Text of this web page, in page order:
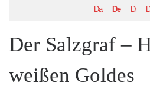
Da De Di
Der Salzgraf –
weißen Goldes